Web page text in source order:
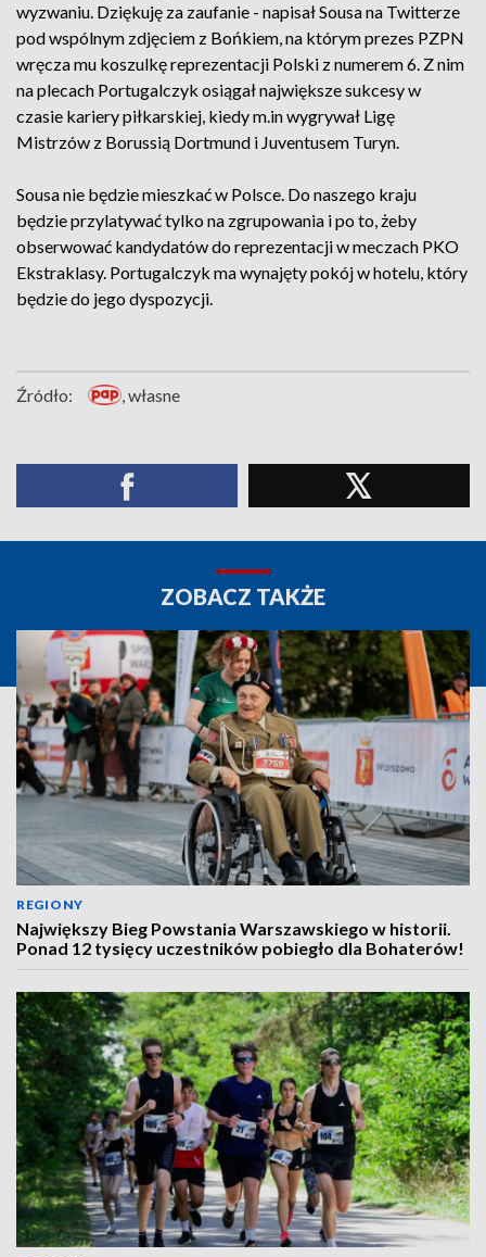
wyzwaniu. Dziękuję za zaufanie - napisał Sousa na Twitterze
pod wspólnym zdjęciem z Bońkiem, na którym prezes PZPN
wręcza mu koszulkę reprezentacji Polski z numerem 6. Z nim
na plecach Portugalczyk osiągał największe sukcesy w
czasie kariery piłkarskiej, kiedy m.in wygrywał Ligę
Mistrzów z Borussią Dortmund i Juventusem Turyn.
Sousa nie będzie mieszkać w Polsce. Do naszego kraju
będzie przylatywać tylko na zgrupowania i po to, żeby
obserwować kandydatów do reprezentacji w meczach PKO
Ekstraklasy. Portugalczyk ma wynajęty pokój w hotelu, który
będzie do jego dyspozycji.
Źródło: , własne
ZOBACZ TAKŻE
REGIONY
Największy Bieg Powstania Warszawskiego w historii.
Ponad 12 tysięcy uczestników pobiegło dla Bohaterów!